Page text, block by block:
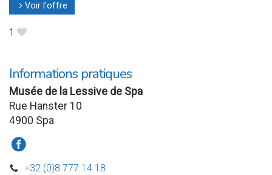
l Voir l'offre
1 B
Informations pratiques
Musée de la Lessive de Spa
Rue Hanster 10
4900 Spa
a
D +32 (0)8 777 14 18